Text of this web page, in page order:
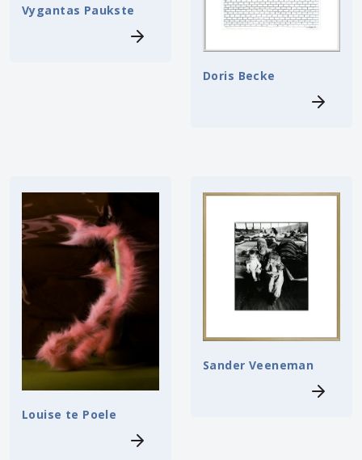
Vygantas Paukste
Doris Becke
Louise te Poele
Sander Veeneman